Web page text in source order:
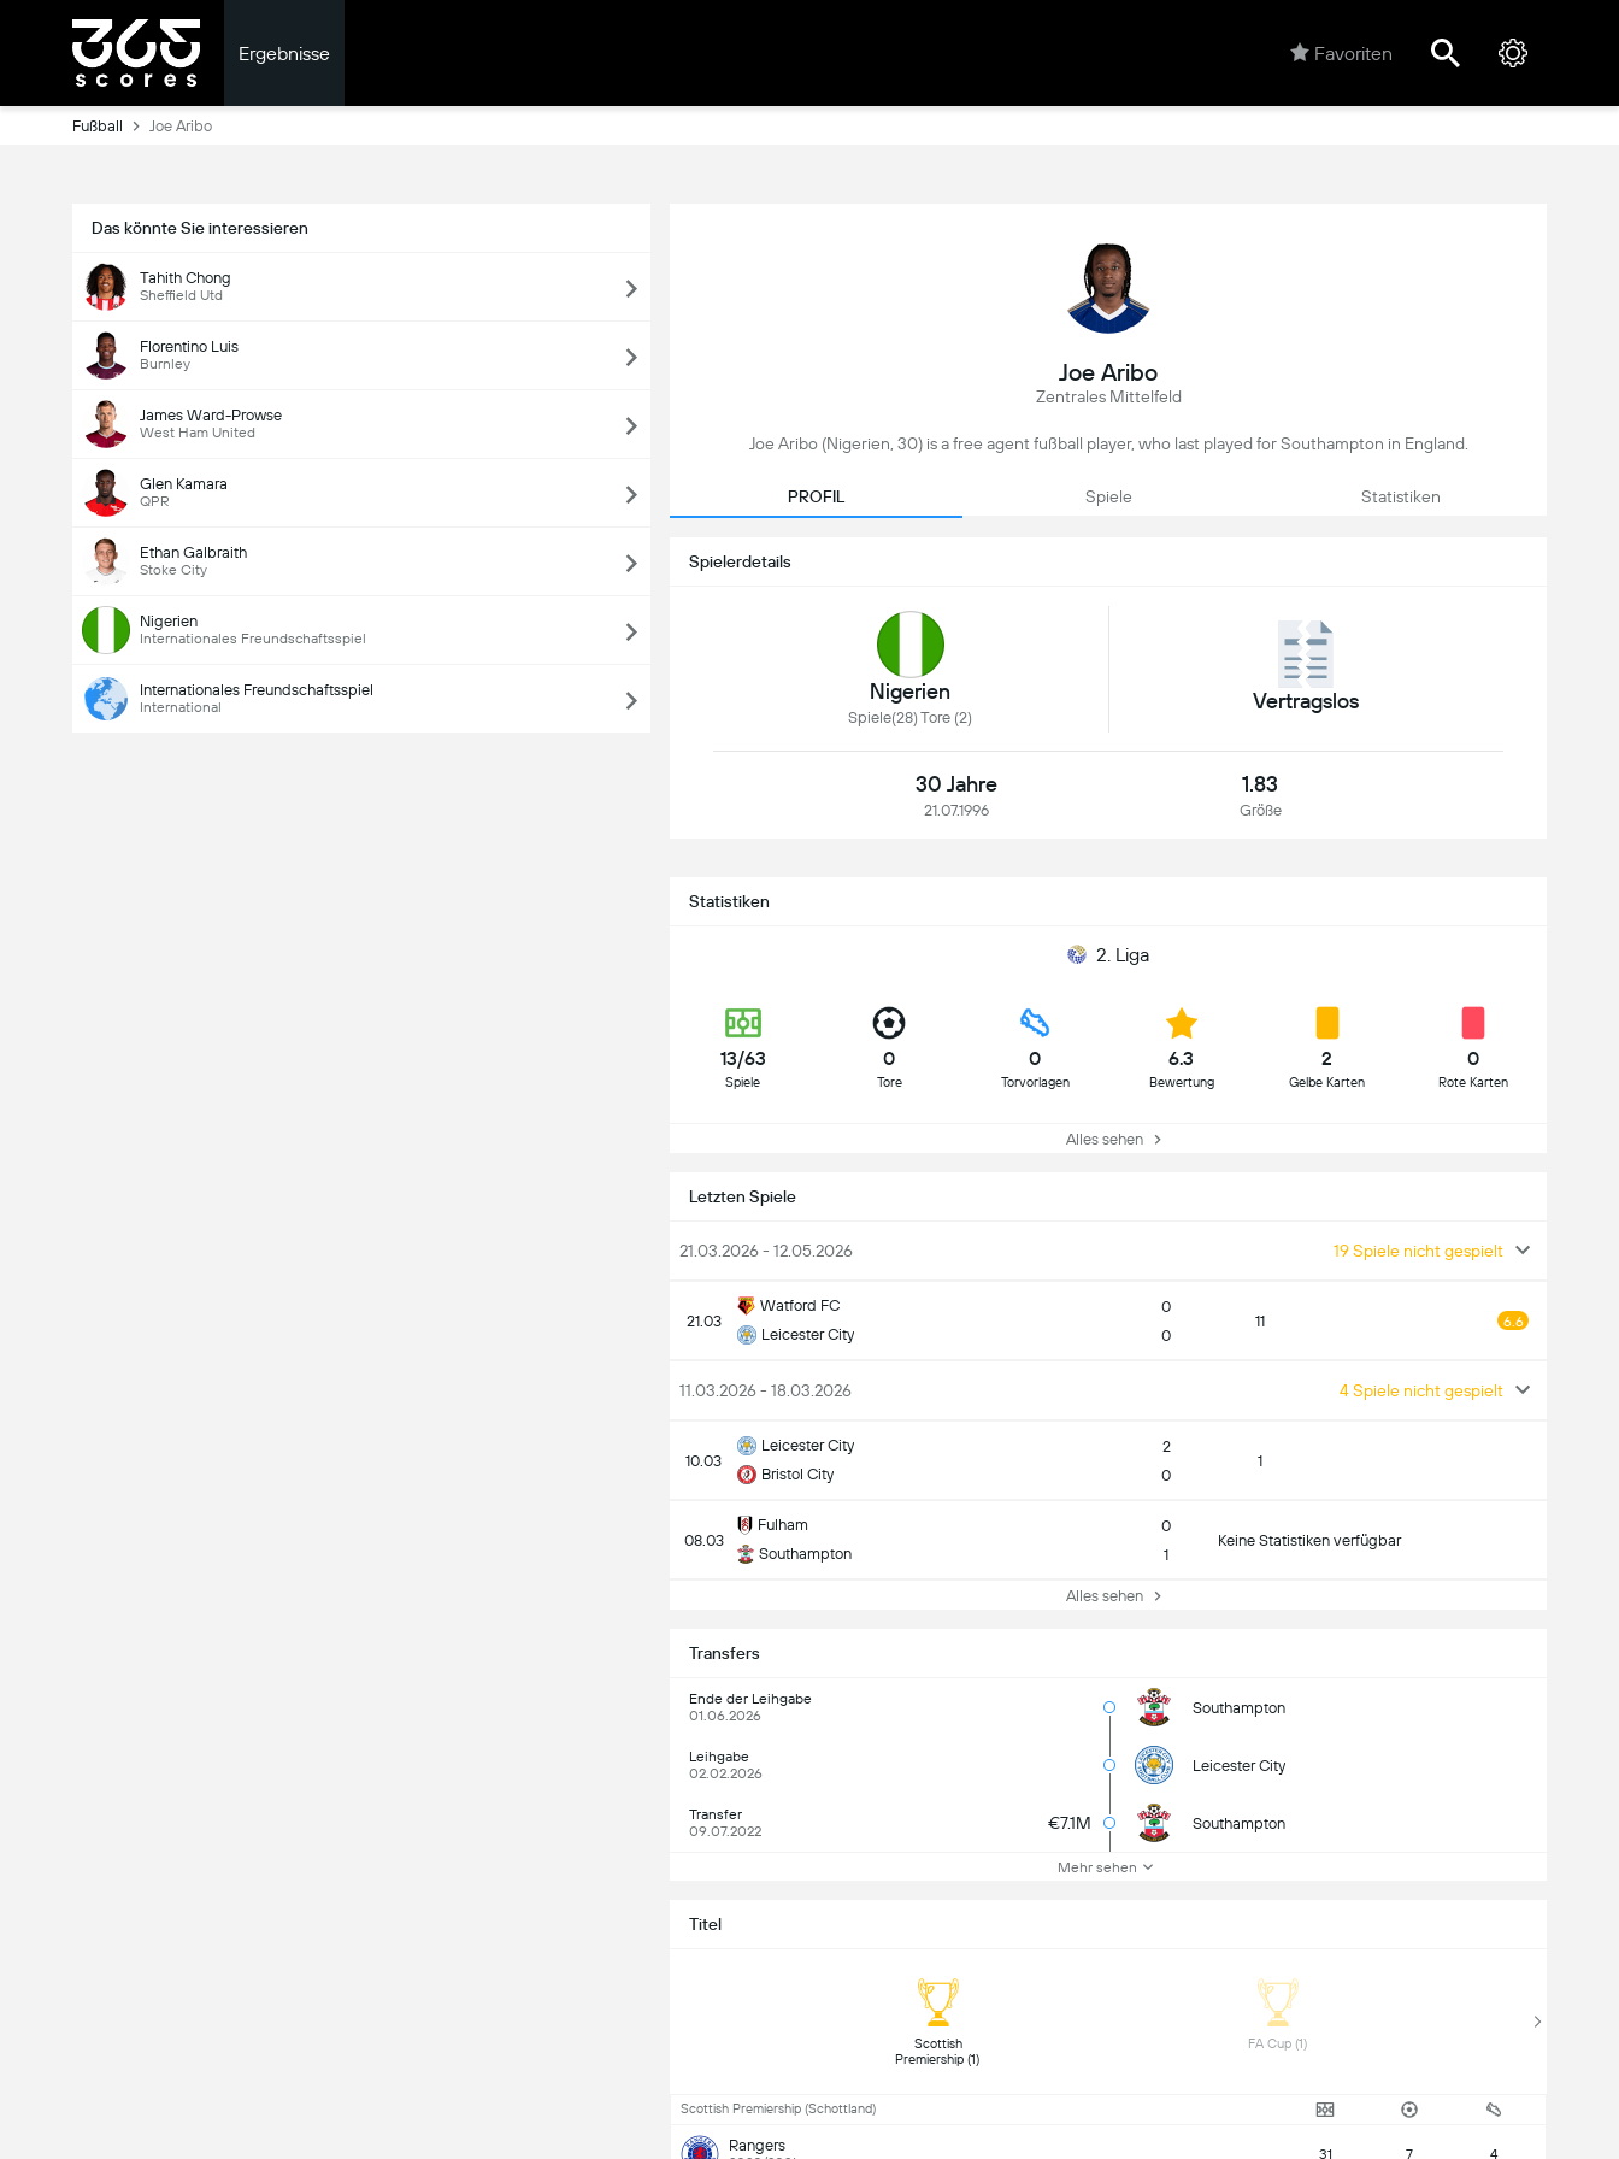
Ergebnisse Favoriten
Fußball Joe Aribo
Das könnte Sie interessieren
Tahith Chong
Sheffield Utd
Florentino Luis
Burnley
James Ward-Prowse
West Ham United
Glen Kamara
QPR
Ethan Galbraith
Stoke City
Nigerien
Internationales Freundschaftsspiel
Internationales Freundschaftsspiel
International
Joe Aribo
Zentrales Mittelfeld
Joe Aribo (Nigerien, 30) is a free agent fußball player, who last played for Southampton in England.
PROFIL Spiele Statistiken
Spielerdetails
Nigerien
Spiele(28) Tore (2)
Vertragslos
30 Jahre
21.07.1996
1.83
Größe
Statistiken
2. Liga
13/63
Spiele
0
Tore
0
Torvorlagen
6.3
Bewertung
2
Gelbe Karten
0
Rote Karten
Alles sehen
Letzten Spiele
21.03.2026 - 12.05.2026 19 Spiele nicht gespielt
21.03
Watford FC
Leicester City
0
0
11 6.6
11.03.2026 - 18.03.2026 4 Spiele nicht gespielt
10.03
Leicester City
Bristol City
2
0
1
08.03
Fulham
Southampton
0
1
Keine Statistiken verfügbar
Alles sehen
Transfers
Ende der Leihgabe
01.06.2026
Southampton
Leihgabe
02.02.2026
Leicester City
Transfer
09.07.2022
€7.1M Southampton
Mehr sehen
Titel
Scottish
Premiership (1)
Scottish Premiership (Schottland)
Rangers 31 7 4